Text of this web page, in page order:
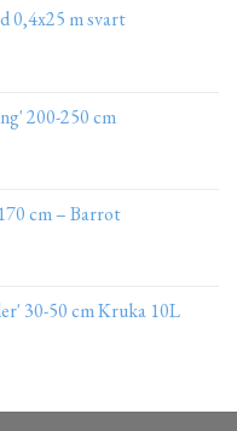
0,4x25 m svart
200-250 cm
cm – Barrot
30-50 cm Kruka 10L